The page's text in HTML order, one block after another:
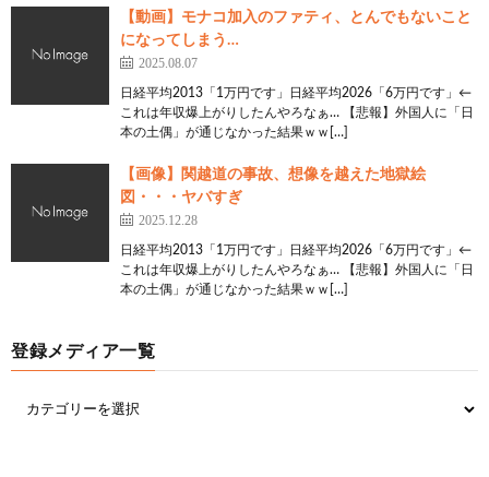
【動画】モナコ加入のファティ、とんでもないこと
になってしまう…
2025.08.07
日経平均2013「1万円です」日経平均2026「6万円です」←
これは年収爆上がりしたんやろなぁ… 【悲報】外国人に「日
本の土偶」が通じなかった結果ｗｗ[…]
【画像】関越道の事故、想像を越えた地獄絵
図・・・ヤバすぎ
2025.12.28
日経平均2013「1万円です」日経平均2026「6万円です」←
これは年収爆上がりしたんやろなぁ… 【悲報】外国人に「日
本の土偶」が通じなかった結果ｗｗ[…]
登録メディア一覧